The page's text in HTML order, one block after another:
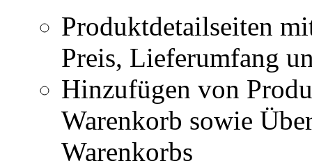
Produktdetailseiten
Preis, Lieferumfang
Hinzufügen von
Warenkorb sowie
Warenkorbs